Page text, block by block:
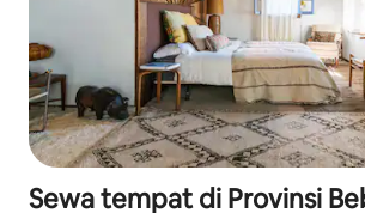
Sewa tempat di Provinsi